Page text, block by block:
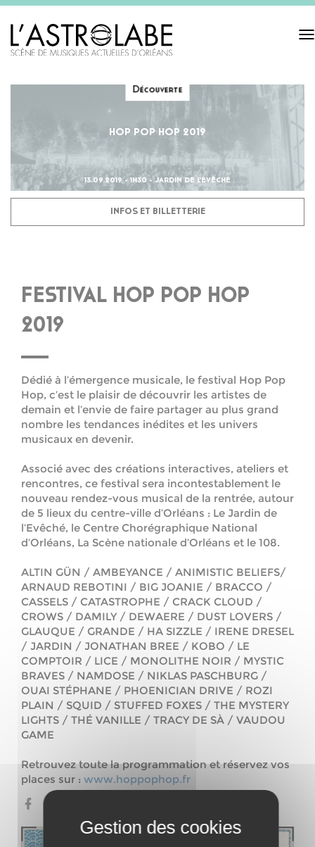
Découverte
HOP POP HOP 2019
13.09.2019 - 1H30 - JARDIN DE L'ÉVÊCHÉ
INFOS ET BILLETTERIE
FESTIVAL HOP POP HOP
2019
Dédié à l’émergence musicale, le festival Hop Pop
Hop, c’est le plaisir de découvrir les artistes de
demain et l’envie de faire partager au plus grand
nombre les tendances inédites et les univers
musicaux en devenir.
Associé avec des créations interactives, ateliers et
rencontres, ce festival sera incontestablement le
nouveau rendez-vous musical de la rentrée, autour
de 5 lieux du centre-ville d’Orléans : Le Jardin de
l’Evêché, le Centre Chorégraphique National
d’Orléans, La Scène nationale d’Orléans et le 108.
ALTIN GÜN / AMBEYANCE / ANIMISTIC BELIEFS/
ARNAUD REBOTINI / BIG JOANIE / BRACCO /
CASSELS / CATASTROPHE / CRACK CLOUD /
CROWS / DAMILY / DEWAERE / DUST LOVERS /
GLAUQUE / GRANDE / HA SIZZLE / IRENE DRESEL
/ JARDIN / JONATHAN BREE / KOBO / LE
COMPTOIR / LICE / MONOLITHE NOIR / MYSTIC
BRAVES / NAMDOSE / NIKLAS PASCHBURG /
OUAI STÉPHANE / PHOENICIAN DRIVE / ROZI
PLAIN / SQUID / STUFFED FOXES / THE MYSTERY
LIGHTS / THÉ VANILLE / TRACY DE SÀ / VAUDOU
GAME
Retrouvez toute la programmation et réservez vos
places sur : www.hoppophop.fr